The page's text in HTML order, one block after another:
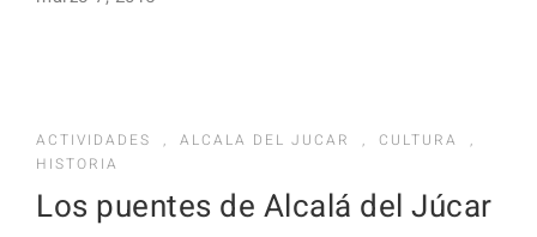
ACTIVIDADES , ALCALA DEL JUCAR , CULTURA
,
HISTORIA
Los puentes de Alcalá del Júcar